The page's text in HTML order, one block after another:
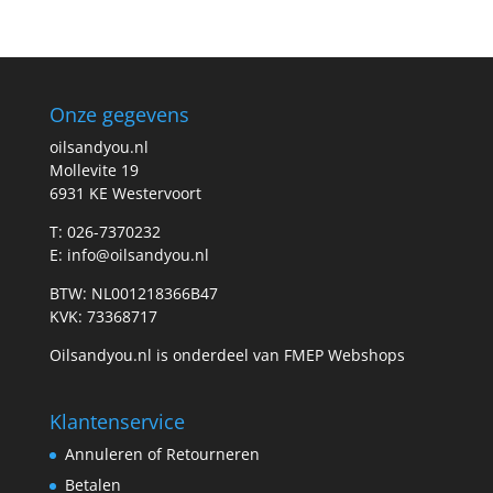
Onze gegevens
oilsandyou.nl
Mollevite 19
6931 KE Westervoort
T: 026-7370232
E: info@oilsandyou.nl
BTW: NL001218366B47
KVK: 73368717
Oilsandyou.nl is onderdeel van FMEP Webshops
Klantenservice
Annuleren of Retourneren
Betalen